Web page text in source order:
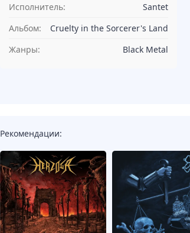
Исполнитель:
Santet
Альбом:
Cruelty in the Sorcerer's Land
Жанры:
Black Metal
Рекомендации: